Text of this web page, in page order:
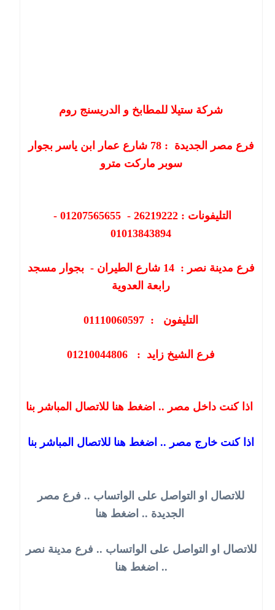
شركة ستيلا للمطابخ و الدريسنج روم
فرع مصر الجديدة :78 شارع عمار ابن ياسر بجوار
سوبر ماركت مترو
التليفونات : 26219222 - 01207565655 -
01013843894
فرع مدينة نصر :14 شارع الطيران - بجوار مسجد
رابعة العدوية
التليفون : 01110060597
فرع الشيخ زايد : 01210044806
اذا كنت خارج مصر .. اضغط هنا للاتصال المباشر بنا
للاتصال او التواصل على الواتساب .. فرع مصر
للاتصال او التواصل على الواتساب .. فرع مدينة نصر
.. اضغط هنا